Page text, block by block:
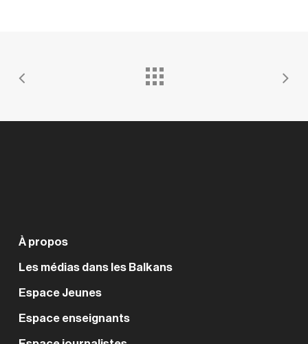
À propos
Les médias dans les Balkans
Espace Jeunes
Espace enseignants